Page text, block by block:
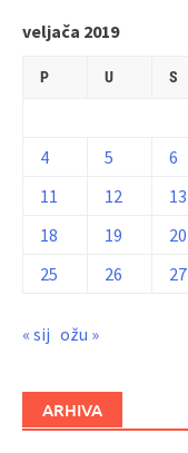
veljača 2019
P U S
4
5 6
11
12 13
18
19 20
25
26 27
« sij ožu »
ARHIVA